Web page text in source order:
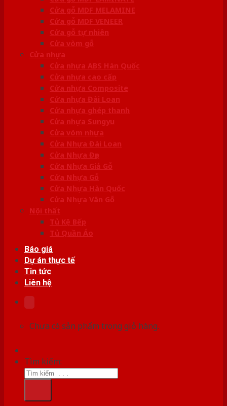
Cửa gỗ MDF MELAMINE
Cửa gỗ MDF VENEER
Cửa gỗ tự nhiên
Cửa vòm gỗ
Cửa nhựa
Cửa nhựa ABS Hàn Quốc
Cửa nhựa cao cấp
Cửa nhựa Composite
Cửa nhựa Đài Loan
Cửa nhựa ghép thanh
Cửa nhựa Sungyu
Cửa vòm nhựa
Cửa Nhựa Đài Loan
Cửa Nhựa Đẹp
Cửa Nhựa Giả Gỗ
Cửa Nhựa Gỗ
Cửa Nhựa Hàn Quốc
Cửa Nhựa Vân Gỗ
Nội thất
Tủ Kệ Bếp
Tủ Quần Áo
Báo giá
Dự án thực tế
Tin tức
Liên hệ
Chưa có sản phẩm trong giỏ hàng.
Tìm kiếm: